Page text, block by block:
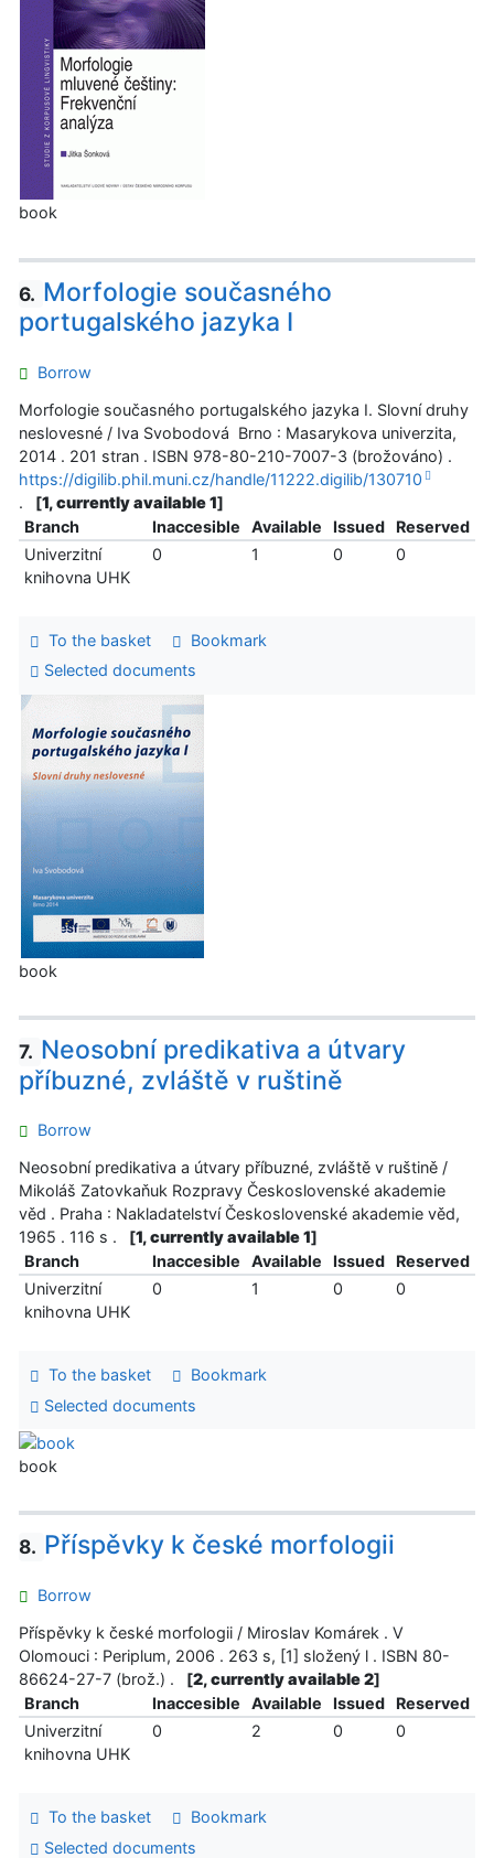
book
6. Morfologie současného
portugalského jazyka I
Borrow
Morfologie současného portugalského jazyka I. Slovní druhy
neslovesné / Iva Svobodová Brno : Masarykova univerzita,
2014 . 201 stran . ISBN 978-80-210-7007-3 (brožováno) .
https://digilib.phil.muni.cz/handle/11222.digilib/130710
.
[1, currently available 1]
Branch
Inaccesible Available Issued
Reserved
Univerzitní
knihovna UHK
0 1 0 0
To the basket
Bookmark
Selected documents
book
7. Neosobní predikativa a útvary
příbuzné, zvláště v ruštině
Borrow
Neosobní predikativa a útvary příbuzné, zvláště v ruštině /
Mikoláš Zatovkaňuk Rozpravy Československé akademie
věd . Praha : Nakladatelství Československé akademie věd,
1965 . 116 s .
[1, currently available 1]
Branch
Inaccesible Available Issued
Reserved
Univerzitní
knihovna UHK
0 1 0 0
To the basket
Bookmark
Selected documents
book
8. Příspěvky k české morfologii
Borrow
Příspěvky k české morfologii / Miroslav Komárek . V
Olomouci : Periplum, 2006 . 263 s, [1] složený l . ISBN 80-
86624-27-7 (brož.) .
[2, currently available 2]
Branch
Inaccesible Available Issued
Reserved
Univerzitní
knihovna UHK
0 2 0 0
To the basket
Bookmark
Selected documents